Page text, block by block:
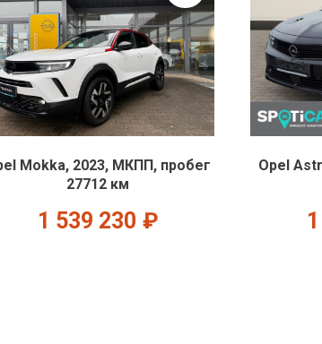
Mokka, 2023, МКПП, пробег
27712 км
1 539 230 ₽
Opel